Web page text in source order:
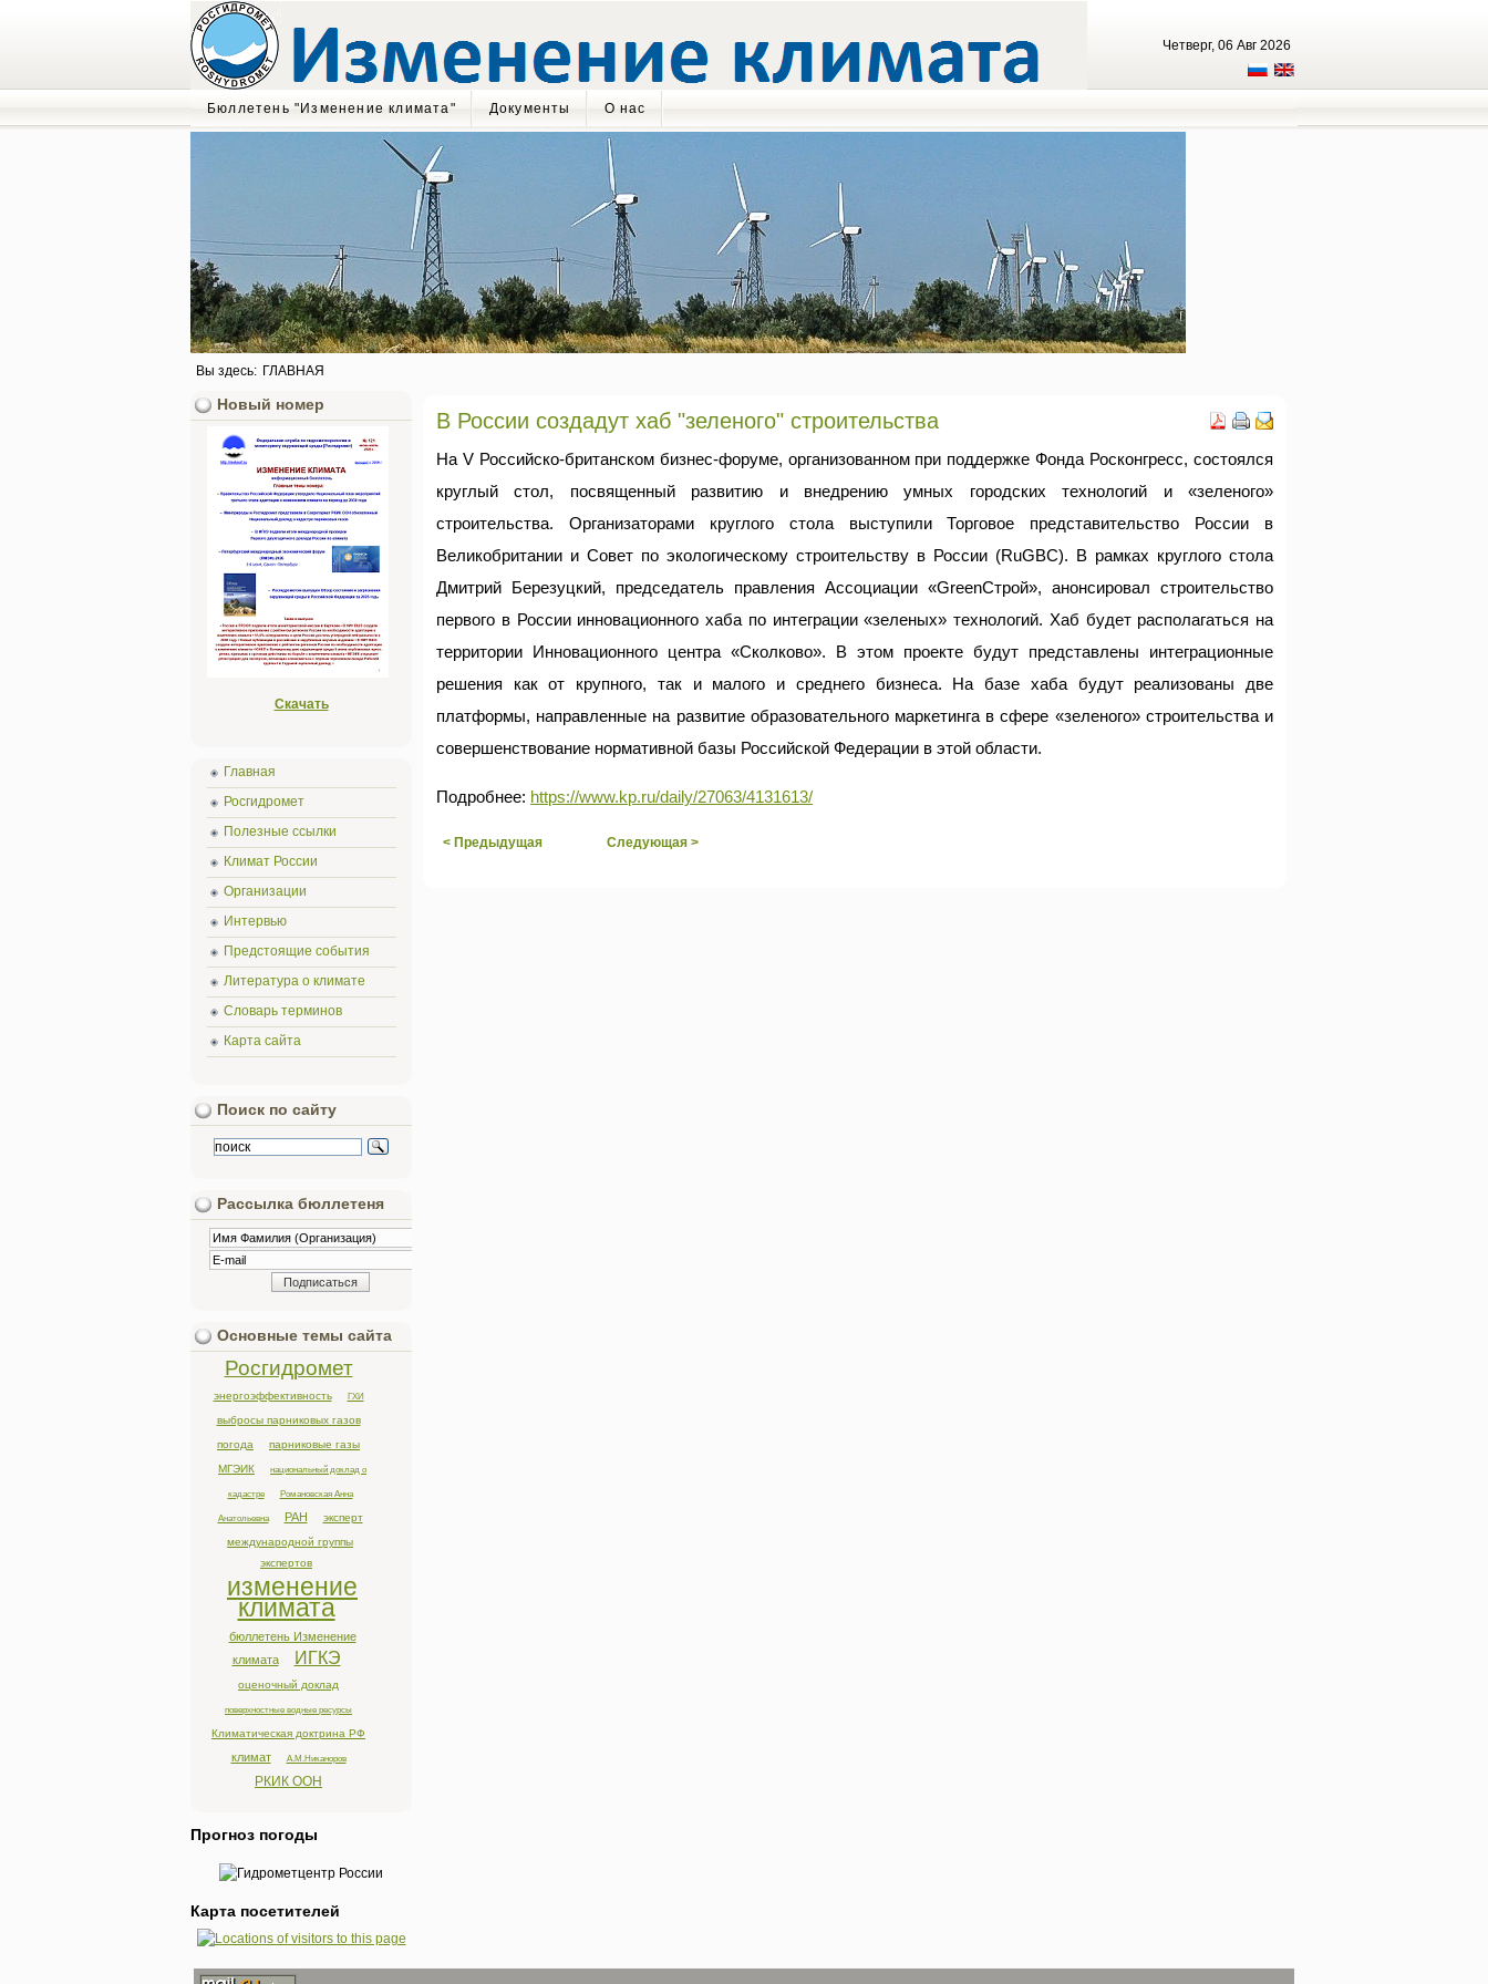
Четверг, 06 Авг 2026
Бюллетень "Изменение климата" Документы О нас
Вы здесь: ГЛАВНАЯ
В России создадут хаб "зеленого" строительства
На V Российско-британском бизнес-форуме, организованном при поддержке Фонда Росконгресс, состоялся
круглый стол, посвященный развитию и внедрению умных городских технологий и «зеленого»
строительства. Организаторами круглого стола выступили Торговое представительство России в
Великобритании и Совет по экологическому строительству в России (RuGBC). В рамках круглого стола
Дмитрий Березуцкий, председатель правления Ассоциации «GreenСтрой», анонсировал строительство
первого в России инновационного хаба по интеграции «зеленых» технологий. Хаб будет располагаться на
территории Инновационного центра «Сколково». В этом проекте будут представлены интеграционные
решения как от крупного, так и малого и среднего бизнеса. На базе хаба будут реализованы две
платформы, направленные на развитие образовательного маркетинга в сфере «зеленого» строительства и
совершенствование нормативной базы Российской Федерации в этой области.
Подробнее: https://www.kp.ru/daily/27063/4131613/
< Предыдущая Следующая >
Новый номер
Скачать
Главная
Росгидромет
Полезные ссылки
Климат России
Организации
Интервью
Предстоящие события
Литература о климате
Словарь терминов
Карта сайта
Поиск по сайту
Рассылка бюллетеня
Основные темы сайта
Росгидромет
энергоэффективность ГХИ
выбросы парниковых газов
погода
парниковые газы
МГЭИК
национальный доклад о
кадастре Романовская Анна
Анатольевна РАН
эксперт
международной группы
экспертов
изменение
климата
бюллетень Изменение
климата
ИГКЭ
оценочный доклад
поверхностные водные ресурсы
Климатическая доктрина РФ
климат А.М.Никаноров
РКИК ООН
Прогноз погоды
Карта посетителей